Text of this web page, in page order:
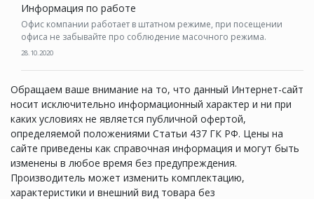
Информация по работе
Офис компании работает в штатном режиме, при посещении
офиса не забывайте про соблюдение масочного режима.
28.10.2020
Обращаем ваше внимание на то, что данный Интернет-сайт
носит исключительно информационный характер и ни при
каких условиях не является публичной офертой,
определяемой положениями Статьи 437 ГК РФ. Цены на
сайте приведены как справочная информация и могут быть
изменены в любое время без предупреждения.
Производитель может изменить комплектацию,
характеристики и внешний вид товара без